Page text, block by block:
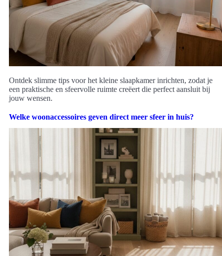
Ontdek slimme tips voor het kleine slaapkamer inrichten, zodat je
een praktische en sfeervolle ruimte creëert die perfect aansluit bij
jouw wensen.
Welke woonaccessoires geven direct meer sfeer in huis?